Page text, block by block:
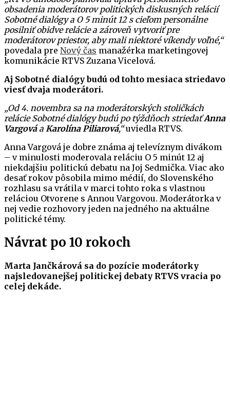
obsadenia moderátorov politických diskusných relácií
Sobotné dialógy a O 5 minút 12 s cieľom personálne
posilniť obidve relácie a zároveň vytvoriť pre
moderátorov priestor, aby mali niektoré víkendy voľné,“
povedala pre Nový čas manažérka marketingovej
komunikácie RTVS Zuzana Vicelová.
Aj Sobotné dialógy budú od tohto mesiaca striedavo
viesť dvaja moderátori.
„Od 4. novembra sa na moderátorských stoličkách
relácie Sobotné dialógy budú po týždňoch striedaťAnna
Vargováa Karolína Piliarová,“uviedla RTVS.
Anna Vargová je dobre známa aj televíznym divákom
– v minulosti moderovala reláciu O 5 minút 12 aj
niekdajšiu politickú debatu na Joj Sedmička. Viac ako
desať rokov pôsobila mimo médií, do Slovenského
rozhlasu sa vrátila v marci tohto roka s vlastnou
reláciou Otvorene s Annou Vargovou. Moderátorka v
nej vedie rozhovory jeden na jedného na aktuálne
politické témy.
Návrat po 10 rokoch
Marta Jančkárová sa do pozície moderátorky
najsledovanejšej politickej debaty RTVS vracia po
celej dekáde.